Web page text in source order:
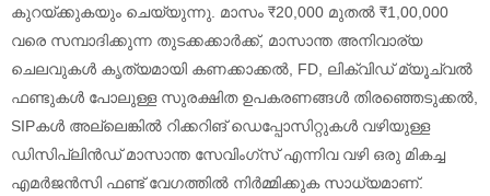
കുറയ്ക്കുകയും ചെയ്യുന്നു. മാസം ₹20,000 മുതൽ ₹1,00,000
വരെ സമ്പാദിക്കുന്ന തുടക്കക്കാർക്ക്, മാസാന്ത അനിവാര്യ
ചെലവുകൾ കൃത്യമായി കണക്കാക്കൽ, FD, ലിക്വിഡ് മ്യൂച്വൽ
ഫണ്ടുകൾ പോലുള്ള സുരക്ഷിത ഉപകരണങ്ങൾ തിരഞ്ഞെടുക്കൽ,
SIPകൾ അല്ലെങ്കിൽ റിക്കറിങ് ഡെപ്പോസിറ്റുകൾ വഴിയുള്ള
ഡിസിപ്ലിൻഡ് മാസാന്ത സേവിംഗ്സ് എന്നിവ വഴി ഒരു മികച്ച
എമർജൻസി ഫണ്ട് വേഗത്തിൽ നിർമ്മിക്കുക സാധ്യമാണ്.